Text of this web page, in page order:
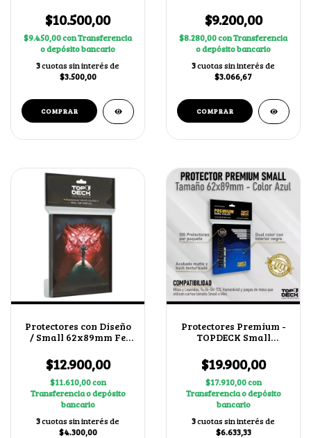
$10.500,00
$9.450,00conTransferencia
o depósito bancario
3cuotas sin interés de
$3.500,00
$9.200,00
$8.280,00conTransferencia
o depósito bancario
3cuotas sin interés de
$3.066,67
Protectores con Diseño
/ Small 62x89mm Fe
$12.900,00
$11.610,00con
Transferencia o depósito
bancario
3cuotas sin interés de
$4.300,00
Protectores Premium -
TOPDECK Small
$19.900,00
$17.910,00con
Transferencia o depósito
bancario
3cuotas sin interés de
$6.633,33